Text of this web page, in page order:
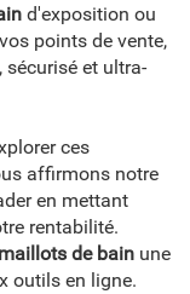
d'exposition ou
points de vente,
et ultra-
ces
affirmons notre
en mettant
rentabilité.
maillots de bain une
outils en ligne.